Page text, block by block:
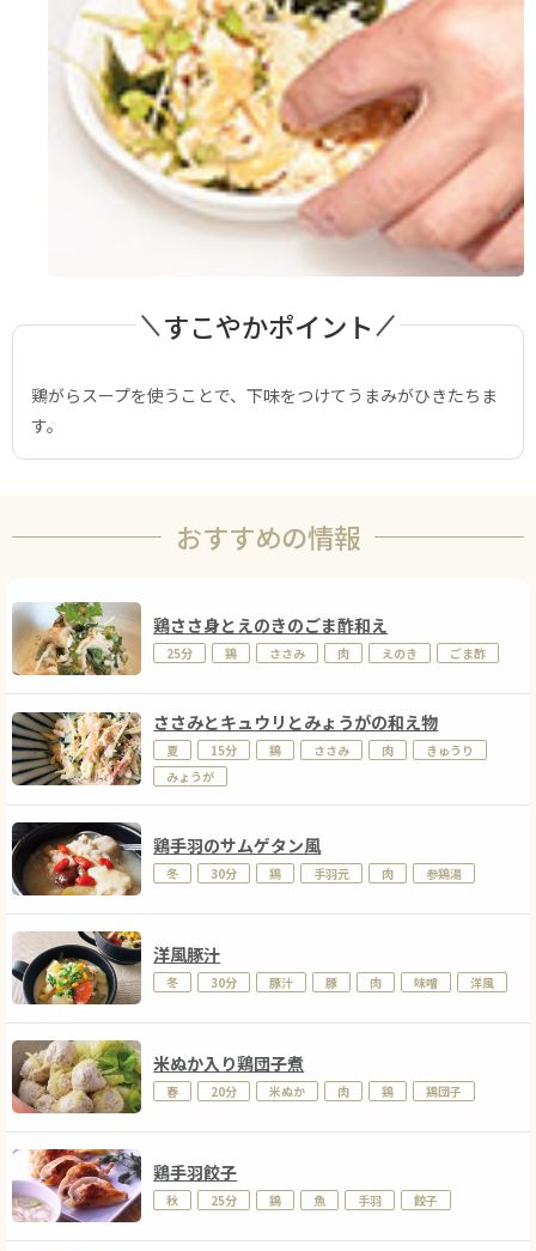
すこやかポイント
鶏がらスープを使うことで、下味をつけてうまみがひきたちま
す。
おすすめの情報
鶏ささ身とえのきのごま酢和え
25分 鶏 ささみ 肉 えのき ごま酢
ささみとキュウリとみょうがの和え物
夏 15分 鶏 ささみ 肉
きゅうり
みょうが
鶏手羽のサムゲタン風
冬 30分 鶏 手羽元 肉 参鶏湯
洋風豚汁
冬 30分 豚汁 豚 肉 味噌 洋風
米ぬか入り鶏団子煮
春 20分 米ぬか 肉 鶏 鶏団子
鶏手羽餃子
秋 25分 鶏 魚 手羽 餃子